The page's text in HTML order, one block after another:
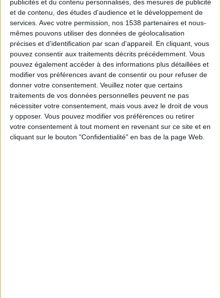
publicités et du contenu personnalisés, des mesures de publicité
et de contenu, des études d'audience et le développement de
services. Avec votre permission, nos 1538 partenaires et nous-
mêmes pouvons utiliser des données de géolocalisation
précises et d’identification par scan d'appareil. En cliquant, vous
pouvez consentir aux traitements décrits précédemment. Vous
pouvez également accéder à des informations plus détaillées et
modifier vos préférences avant de consentir ou pour refuser de
donner votre consentement. Veuillez noter que certains
traitements de vos données personnelles peuvent ne pas
nécessiter votre consentement, mais vous avez le droit de vous
y opposer. Vous pouvez modifier vos préférences ou retirer
votre consentement à tout moment en revenant sur ce site et en
cliquant sur le bouton "Confidentialité" en bas de la page Web.
17:13 J'ai un bypass et je ne digère pas le lait
écrémé, je ne prends que du demi écrémé dans
les collations, puis-je le remplace sans problème
?
Combien de kilos souhaitez-vous perdre ?
Moins de
5 kilos
De 5 à 10
kilos
Plus de
10 kilos